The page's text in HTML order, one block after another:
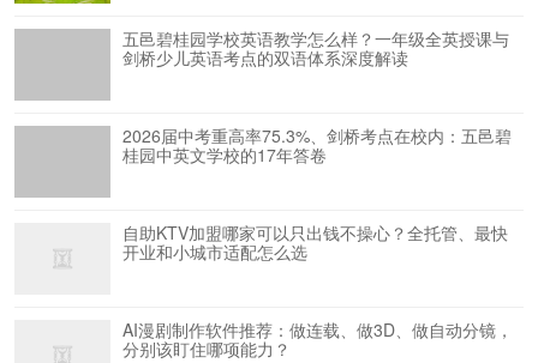
五邑碧桂园学校英语教学怎么样？一年级全英授课与
剑桥少儿英语考点的双语体系深度解读
2026届中考重高率75.3%、剑桥考点在校内：五邑碧
桂园中英文学校的17年答卷
自助KTV加盟哪家可以只出钱不操心？全托管、最快
开业和小城市适配怎么选
AI漫剧制作软件推荐：做连载、做3D、做自动分镜，
分别该盯住哪项能力？